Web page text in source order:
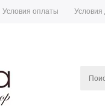
Условия оплаты Условия